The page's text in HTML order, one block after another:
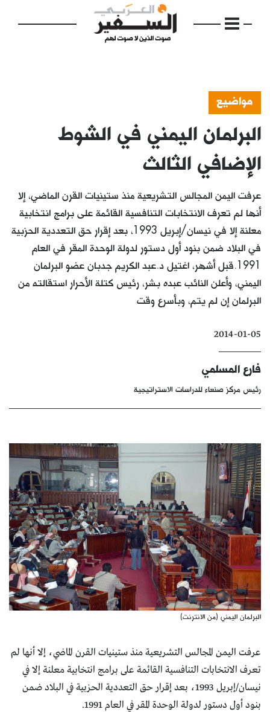
الرئيسية
مواضيع
إفتتاحية
فكرة
دفاتر
بالصورة
كتّابنا
الأرشيف
مواضيع
البرلمان اليمني في الشوط
الإضافي الثالث
عرفت اليمن المجالس التشريعية منذ ستينيات القرن الماضي، إلا
أنها لم تعرف الانتخابات التنافسية القائمة على برامج انتخابية
معلنة إلا في نيسان/إبريل 1993، بعد إقرار حق التعددية الحزبية
في البلاد ضمن بنود أول دستور لدولة الوحدة المقر في العام
1991.قبل أشهر، اغتيل د.عبد الكريم جدبان عضو البرلمان
اليمني، وأعلن النائب عبده بشر، رئيس كتلة الأحرار استقالته من
البرلمان إن لم يتم، وبأسرع وقت
2014-01-05
فارع المسلمي
رئيس مركز صنعاء للدراسات الاستراتيجية
البرلمان اليمني (من الانترنت)
عرفت اليمن المجالس التشريعية منذ ستينيات القرن الماضي، إلا أنها لم
تعرف الانتخابات التنافسية القائمة على برامج انتخابية معلنة إلا في
نيسان/إبريل 1993، بعد إقرار حق التعددية الحزبية في البلاد ضمن
بنود أول دستور لدولة الوحدة المقر في العام 1991.